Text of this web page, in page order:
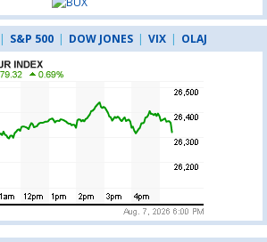
| S&P 500 | DOW JONES | VIX | OLAJ